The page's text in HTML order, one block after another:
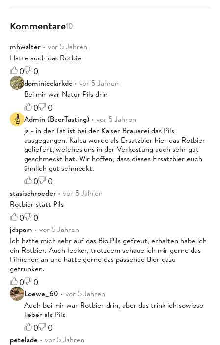
Kommentare10
mhwalter • vor 5 Jahren
Hatte auch das Rotbier
0 0
dominicclarkdc • vor 5 Jahren
Bei mir war Natur Pils drin
0 0
Admin (BeerTasting) • vor 5 Jahren
ja - in der Tat ist bei der Kaiser Brauerei das Pils
ausgegangen. Kalea wurde als Ersatzbier hier das Rotbier
geliefert, welches uns in der Verkostung auch sehr gut
geschmeckt hat. Wir hoffen, dass dieses Ersatzbier euch
ähnlich gut schmeckt.
0 0
stasischroeder • vor 5 Jahren
Rotbier statt Pils
0 0
jdspam • vor 5 Jahren
Ich hatte mich sehr auf das Bio Pils gefreut, erhalten habe ich
ein Rotbier. Auch lecker, trotzdem schaue ich mir gerne das
Filmchen an und hätte gerne das passende Bier dazu
getrunken.
0 0
Loewe_60 • vor 5 Jahren
Auch bei mir war Rotbier drin, aber das trink ich sowieso
lieber als Pils
0 0
petelade • vor 5 Jahren